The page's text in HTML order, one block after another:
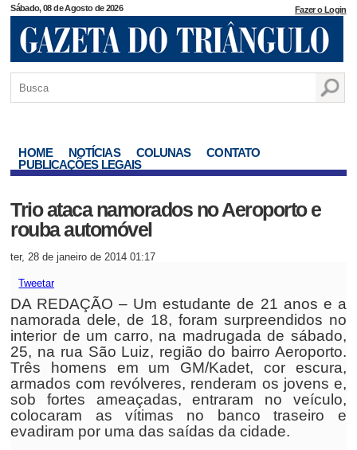
Sábado, 08 de Agosto de 2026 Fazer o Login
HOME NOTÍCIAS COLUNAS
CONTATO
PUBLICAÇÕES LEGAIS
Trio ataca namorados no Aeroporto e
rouba automóvel
ter, 28 de janeiro de 2014 01:17
Tweetar
DA REDAÇÃO – Um estudante de 21 anos e a
namorada dele, de 18, foram surpreendidos no
interior de um carro, na madrugada de sábado,
25, na rua São Luiz, região do bairro Aeroporto.
Três homens em um GM/Kadet, cor escura,
armados com revólveres, renderam os jovens e,
sob fortes ameaçadas, entraram no veículo,
colocaram as vítimas no banco traseiro e
evadiram por uma das saídas da cidade.